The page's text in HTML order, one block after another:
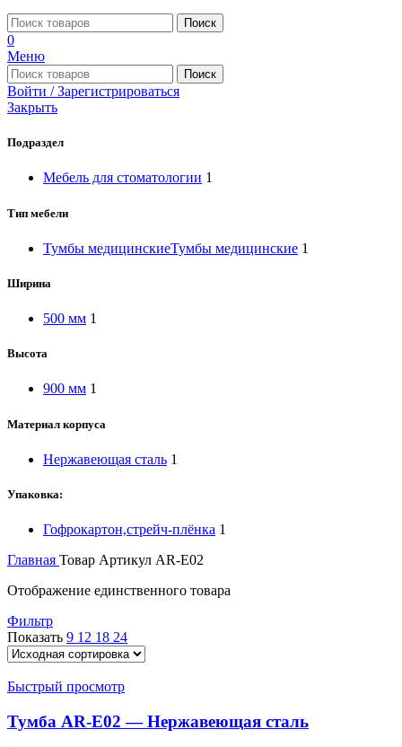
Поиск
0
Меню
Поиск
Войти / Зарегистрироваться
Закрыть
Подраздел
Мебель для стоматологии 1
Тип мебели
Тумбы медицинскиеТумбы медицинские 1
Ширина
500 мм 1
Высота
900 мм 1
Материал корпуса
Нержавеющая сталь 1
Упаковка:
Гофрокартон,стрейч-плёнка 1
Главная Товар Артикул AR-E02
Отображение единственного товара
Фильтр
Показать 9 12 18 24
Быстрый просмотр
Тумба AR-E02 — Нержавеющая сталь